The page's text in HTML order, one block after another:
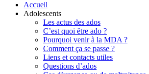
Accueil
Adolescents
Les actus des ados
C’est quoi être ado ?
Pourquoi venir à la MDA ?
Comment ça se passe ?
Liens et contacts utiles
Questions d’ados